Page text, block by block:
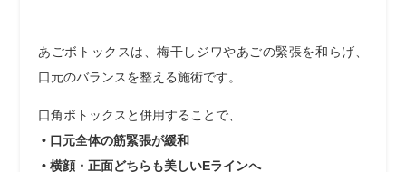
あごボトックスは、梅干しジワやあごの緊張を和らげ、
口元のバランスを整える施術です。
口角ボトックスと併用することで、
• 口元全体の筋緊張が緩和
• 横顔・正面どちらも美しいEラインへ